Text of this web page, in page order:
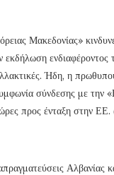
Μακεδονίας»
ενδιαφέροντος
Ήδη, η
σύνδεσης με την
προς ένταξη στην ΕΕ.